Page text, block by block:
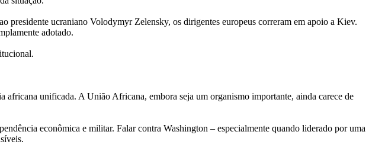
presidente ucraniano Volodymyr Zelensky, os dirigentes europeus correram em apoio a Kiev.
adotado.
unificada. A União Africana, embora seja um organismo importante, ainda carece de
econômica e militar. Falar contra Washington – especialmente quando liderado por uma